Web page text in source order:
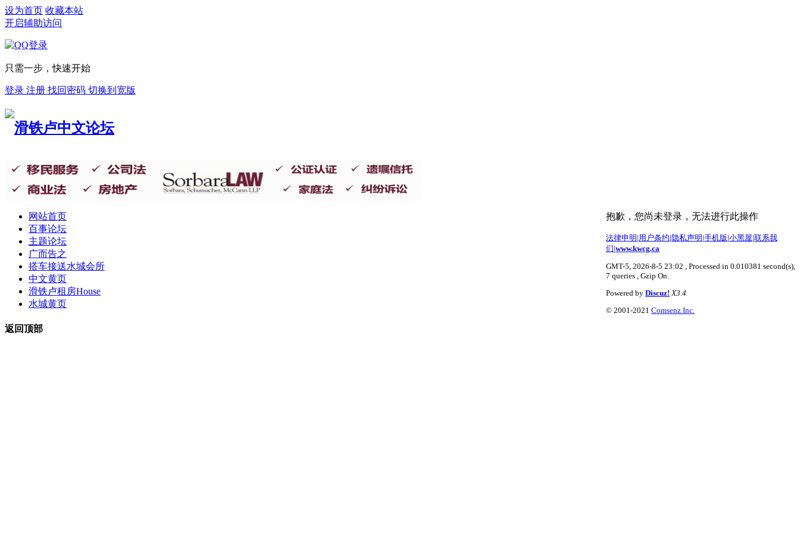
设为首页 收藏本站
开启辅助访问
只需一步，快速开始
登录 注册 找回密码 切换到宽版
网站首页
百事论坛
主题论坛
广而告之
搭车接送水城会所
中文黄页
滑铁卢租房House
水城黄页
抱歉，您尚未登录，无法进行此操作
法律申明 |用户条约|隐私声明 |手机版|小黑屋|联系我
们|www.kwcg.ca
GMT-5, 2026-8-5 23:02 , Processed in 0.010381 second(s),
7 queries , Gzip On.
Powered by Discuz! X3.4
© 2001-2021 Comsenz Inc.
返回顶部